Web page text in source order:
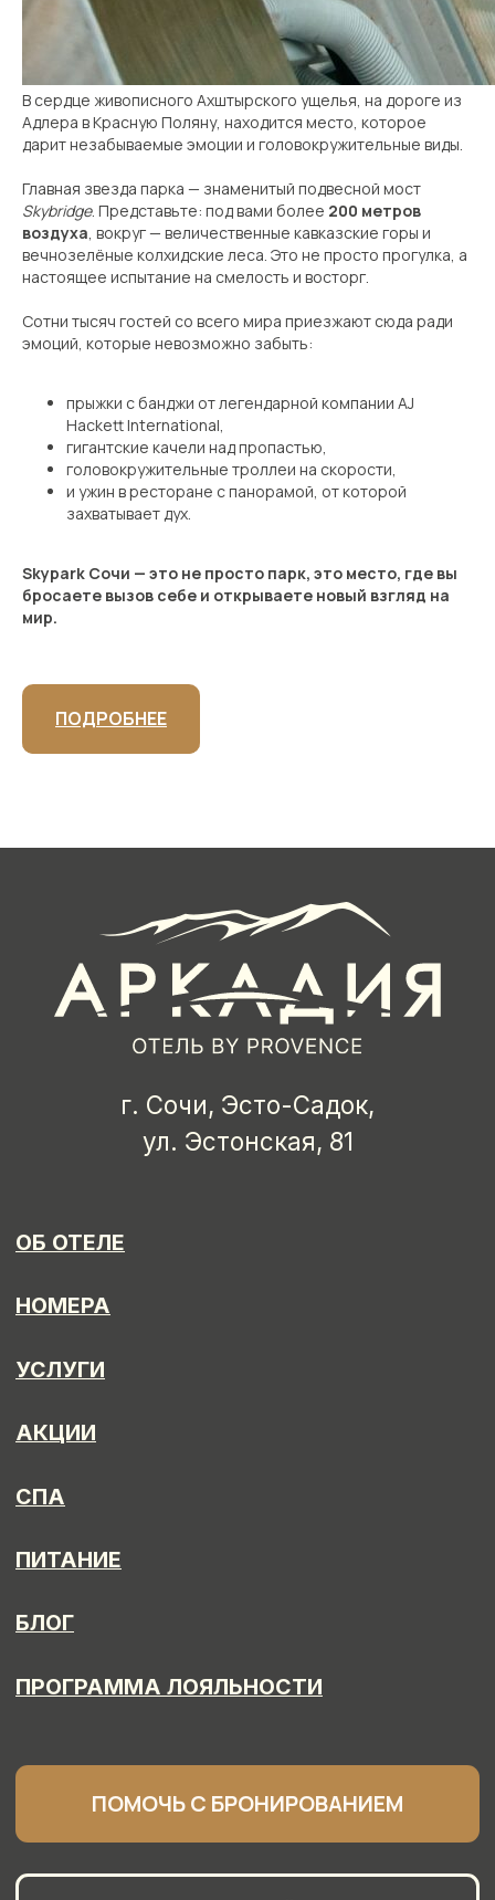
В сердце живописного Ахштырского ущелья, на дороге из
Адлера в Красную Поляну, находится место, которое
дарит незабываемые эмоции и головокружительные виды.
Главная звезда парка — знаменитый подвесной мост
Skybridge. Представьте: под вами более 200 метров
воздуха, вокруг — величественные кавказские горы и
вечнозелёные колхидские леса. Это не просто прогулка, а
настоящее испытание на смелость и восторг.
Сотни тысяч гостей со всего мира приезжают сюда ради
эмоций, которые невозможно забыть:
прыжки с банджи от легендарной компании AJ
Hackett International,
гигантские качели над пропастью,
головокружительные троллеи на скорости,
и ужин в ресторане с панорамой, от которой
захватывает дух.
Skypark Сочи — это не просто парк, это место, где вы
бросаете вызов себе и открываете новый взгляд на
мир.
ПОДРОБНЕЕ
ПРОГРАММА ЛОЯЛЬНОСТИ
ПИТАНИЕ
СПА
УСЛУГИ
НОМЕРА
РЕСЕПШЕН
Круглосуточно
+7 (862) 445 54 35 (доб. 1)
sales@arcadia-hotel.ru
ОТДЕЛ ПРОДАЖ
АРКАДИЯ ОТЕЛЬ X CREATED BY DISTANCE
ПОЛИТИКА ОБРАБОТКИ ПЕРСОНАЛЬНЫХ ДАННЫХ
ООО «ПРОВАНС ОТЕЛЬ» ИНН 2367023951 КПП 236701001
© 2026 АРКАДИЯ ОТЕЛЬ EPN
ПОМОЧЬ С БРОНИРОВАНИЕМ
КАК НАС НАЙТИ?